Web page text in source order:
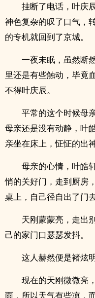
挂断了电话，叶庆
神色复杂的叹了口气，
的专机就回到了京城。
一夜未眠，虽然断
里还是有些触动，毕竟
不得叶庆辰。
平常的这个时候母
母亲还是没有动静，叶
亲坐在床上，怔怔的出神
母亲的心情，叶皓
悄的关好门，走到厨房
桌上，自己径自出了门去
天刚蒙蒙亮，走出
己的家门口瑟瑟发抖。
这人赫然便是褚炫明
现在的天刚微微亮
雨，所以天气有些凉，